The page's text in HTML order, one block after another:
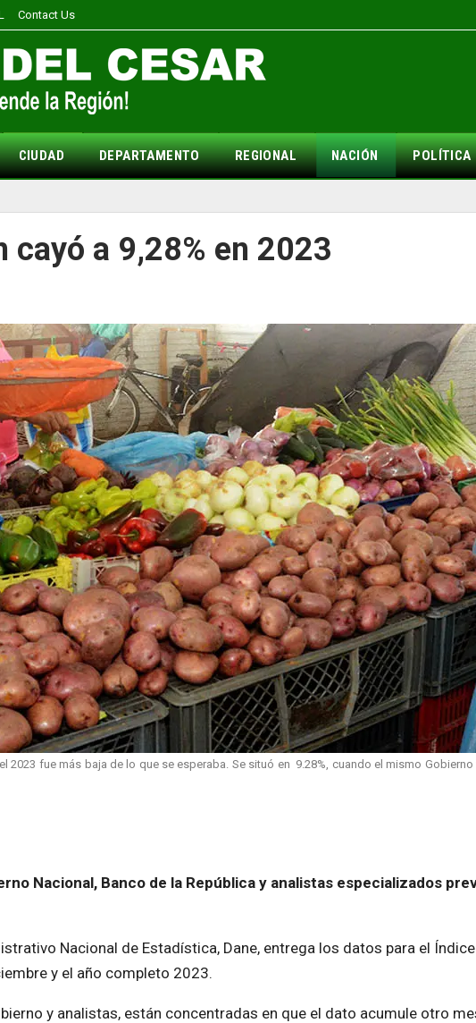
Contact Us
CIUDAD DEPARTAMENTO REGIONAL NACIÓN POLÍTICA
cayó a 9,28% en 2023
2023 fue más baja de lo que se esperaba. Se situó en 9.28%, cuando el mismo
Nacional, Banco de la República y analistas especializados
Nacional de Estadística, Dane, entrega los datos para el
y el año completo 2023.
y analistas, están concentradas en que el dato acumule otro